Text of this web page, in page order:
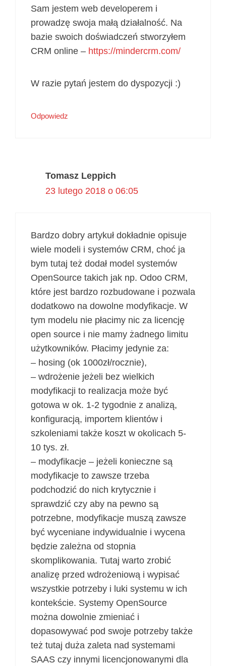
Sam jestem web developerem i
prowadzę swoja małą działalność. Na
bazie swoich doświadczeń stworzyłem
CRM online – https://mindercrm.com/
W razie pytań jestem do dyspozycji :)
Odpowiedz
Tomasz Leppich
23 lutego 2018 o 06:05
Bardzo dobry artykuł dokładnie opisuje
wiele modeli i systemów CRM, choć ja
bym tutaj też dodał model systemów
OpenSource takich jak np. Odoo CRM,
które jest bardzo rozbudowane i pozwala
dodatkowo na dowolne modyfikacje. W
tym modelu nie płacimy nic za licencję
open source i nie mamy żadnego limitu
użytkowników. Płacimy jedynie za:
– hosing (ok 1000zł/rocznie),
– wdrożenie jeżeli bez wielkich
modyfikacji to realizacja może być
gotowa w ok. 1-2 tygodnie z analizą,
konfiguracją, importem klientów i
szkoleniami także koszt w okolicach 5-
10 tys. zł.
– modyfikacje – jeżeli konieczne są
modyfikacje to zawsze trzeba
podchodzić do nich krytycznie i
sprawdzić czy aby na pewno są
potrzebne, modyfikacje muszą zawsze
być wyceniane indywidualnie i wycena
będzie zależna od stopnia
skomplikowania. Tutaj warto zrobić
analizę przed wdrożeniową i wypisać
wszystkie potrzeby i luki systemu w ich
kontekście. Systemy OpenSource
można dowolnie zmieniać i
dopasowywać pod swoje potrzeby także
też tutaj duża zaleta nad systemami
SAAS czy innymi licencjonowanymi dla